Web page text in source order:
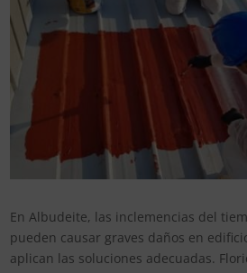
En Albudeite, las inclemencias del
pueden causar graves daños en
aplican las soluciones adecuadas.